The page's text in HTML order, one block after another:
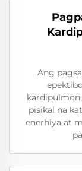
Ang
pisikal na
enerhiya at